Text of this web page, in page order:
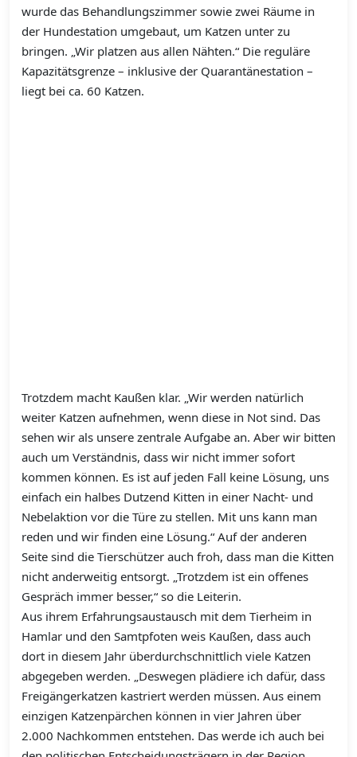
wurde das Behandlungszimmer sowie zwei Räume in
der Hundestation umgebaut, um Katzen unter zu
bringen. „Wir platzen aus allen Nähten.“ Die reguläre
Kapazitätsgrenze – inklusive der Quarantänestation –
liegt bei ca. 60 Katzen.
Trotzdem macht Kaußen klar. „Wir werden natürlich
weiter Katzen aufnehmen, wenn diese in Not sind. Das
sehen wir als unsere zentrale Aufgabe an. Aber wir bitten
auch um Verständnis, dass wir nicht immer sofort
kommen können. Es ist auf jeden Fall keine Lösung, uns
einfach ein halbes Dutzend Kitten in einer Nacht- und
Nebelaktion vor die Türe zu stellen. Mit uns kann man
reden und wir finden eine Lösung.“ Auf der anderen
Seite sind die Tierschützer auch froh, dass man die Kitten
nicht anderweitig entsorgt. „Trotzdem ist ein offenes
Gespräch immer besser,“ so die Leiterin.
Aus ihrem Erfahrungsaustausch mit dem Tierheim in
Hamlar und den Samtpfoten weis Kaußen, dass auch
dort in diesem Jahr überdurchschnittlich viele Katzen
abgegeben werden. „Deswegen plädiere ich dafür, dass
Freigängerkatzen kastriert werden müssen. Aus einem
einzigen Katzenpärchen können in vier Jahren über
2.000 Nachkommen entstehen. Das werde ich auch bei